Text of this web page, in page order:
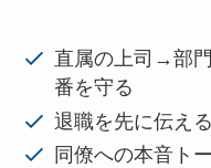
直属の上司→部
番を守る
退職を先に伝え
同僚への本音ト